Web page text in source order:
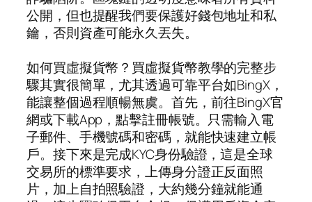
公開，但也提醒我們要保護好錢包地址和私
鑰，否則資產可能永久丟失。
如何買虛擬貨幣？買虛擬貨幣教學的完整步
驟其實很簡單，尤其透過可靠平台如BingX，
能讓整個過程順暢無虞。首先，前往BingX官
網或下載App，點擊註冊帳號。只需輸入電
子郵件、手機號碼和密碼，就能快速建立帳
戶。接下來是完成KYC身份驗證，這是全球
交易所的標準要求，上傳身分證正反面照
片，加上自拍照驗證，大約幾分鐘就能通